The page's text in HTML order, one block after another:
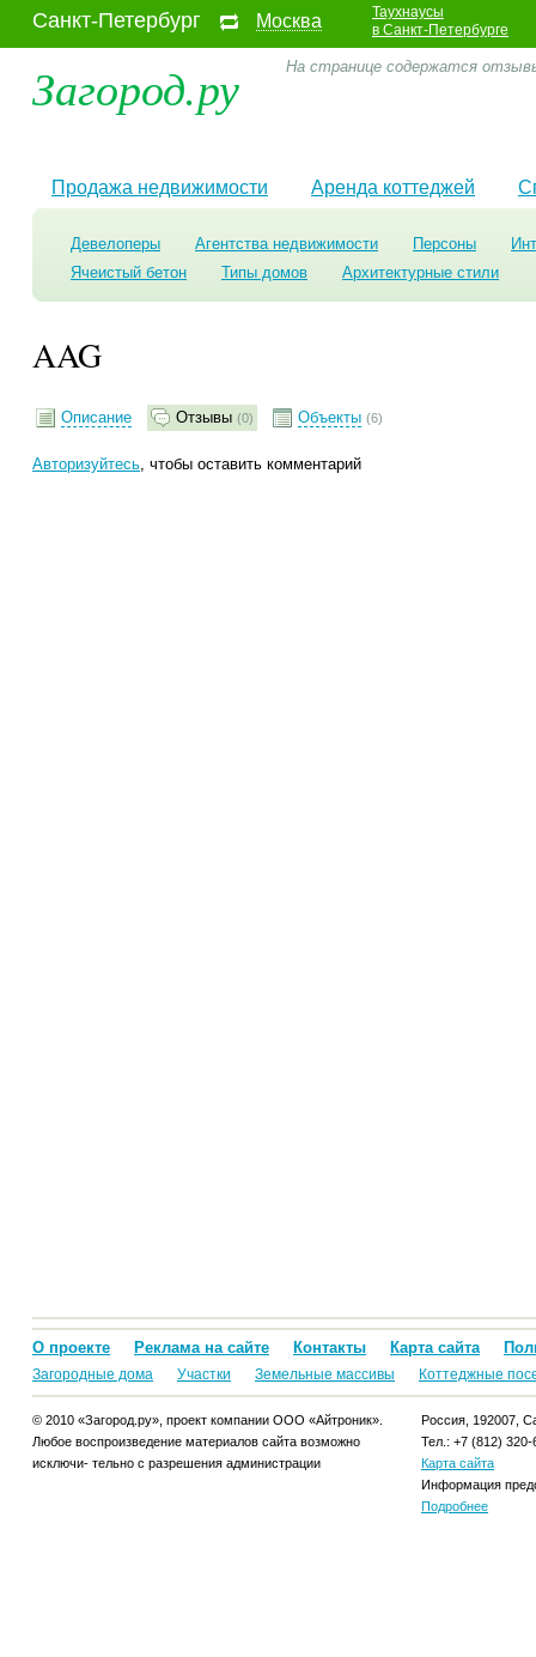
Санкт-Петербург Москва
Таухнаусы
в Санкт-Петербурге
Загород.ру На странице содержатся
Продажа недвижимости Аренда коттеджей
Девелоперы Агентства недвижимости Персоны
Ячеистый бетон
Типы домов Архитектурные стили
AAG
Описание Отзывы (0) Объекты (6)
Авторизуйтесь, чтобы оставить комментарий
О проекте Реклама на сайте Контакты Карта сайта
Загородные дома Участки Земельные массивы Коттеджные
© 2010 «Загород.ру», проект компании ООО «Айтроник».
Любое воспроизведение материалов сайта возможно
исключи- тельно с разрешения администрации
Россия, 192007,
Тел.: +7 (812) 320-
Карта сайта
Информация
Подробнее